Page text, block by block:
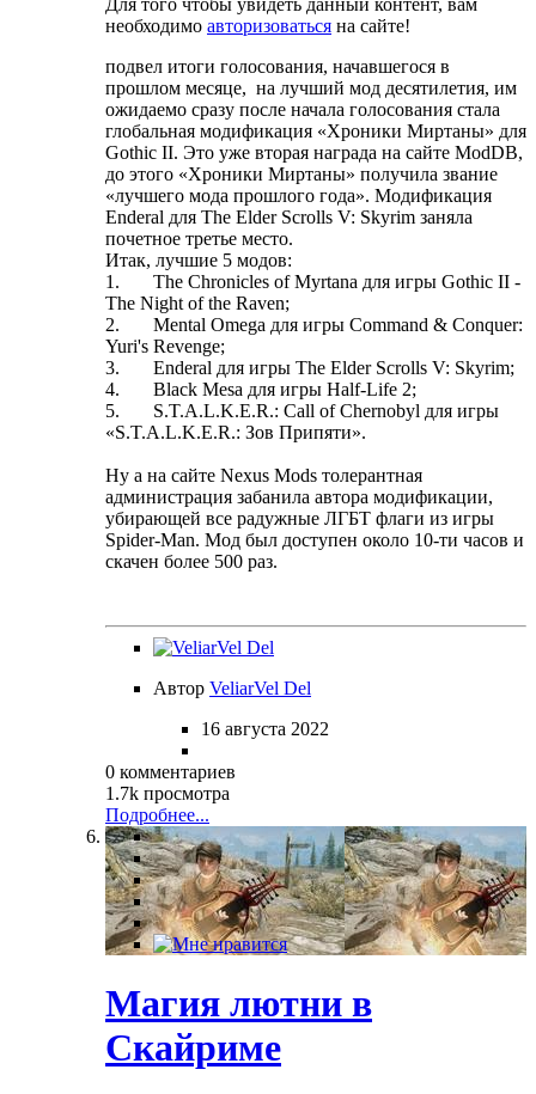
Для того чтобы увидеть данный контент, вам
необходимо авторизоваться на сайте!
подвел итоги голосования, начавшегося в
прошлом месяце, на лучший мод десятилетия, им
ожидаемо сразу после начала голосования стала
глобальная модификация «Хроники Миртаны» для
Gothic II. Это уже вторая награда на сайте ModDB,
до этого «Хроники Миртаны» получила звание
«лучшего мода прошлого года». Модификация
Enderal для The Elder Scrolls V: Skyrim заняла
почетное третье место.
Итак, лучшие 5 модов:
1. The Chronicles of Myrtana для игры Gothic II -
The Night of the Raven;
2. Mental Omega для игры Command & Conquer:
Yuri's Revenge;
3. Enderal для игры The Elder Scrolls V: Skyrim;
4. Black Mesa для игры Half-Life 2;
5. S.T.A.L.K.E.R.: Call of Chernobyl для игры
«S.T.A.L.K.E.R.: Зов Припяти».
Ну а на сайте Nexus Mods толерантная
администрация забанила автора модификации,
убирающей все радужные ЛГБТ флаги из игры
Spider-Man. Мод был доступен около 10-ти часов и
скачен более 500 раз.
Автор VeliarVel Del
16 августа 2022
0 комментариев
1.7k просмотра
Подробнее...
Магия лютни в
Скайриме